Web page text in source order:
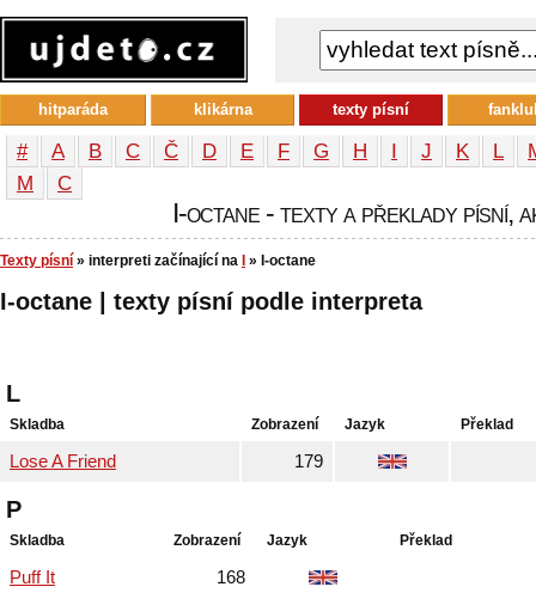
# A B C Č D E F G H I J K L
М
С
I-octane - texty a překlady písní,
Texty písní » interpreti začínající na » I-octane
I-octane | texty písní podle interpreta
L
Skladba Zobrazení Jazyk Překlad
Lose A Friend 179
P
Skladba Zobrazení Jazyk Překlad
Puff It 168
hitparáda klikárna texty písní